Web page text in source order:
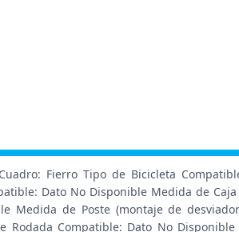
Fierro Tipo de Bicicleta
Dato No Disponible Medida de
Medida de Poste (montaje de
Rodada Compatible: Dato No